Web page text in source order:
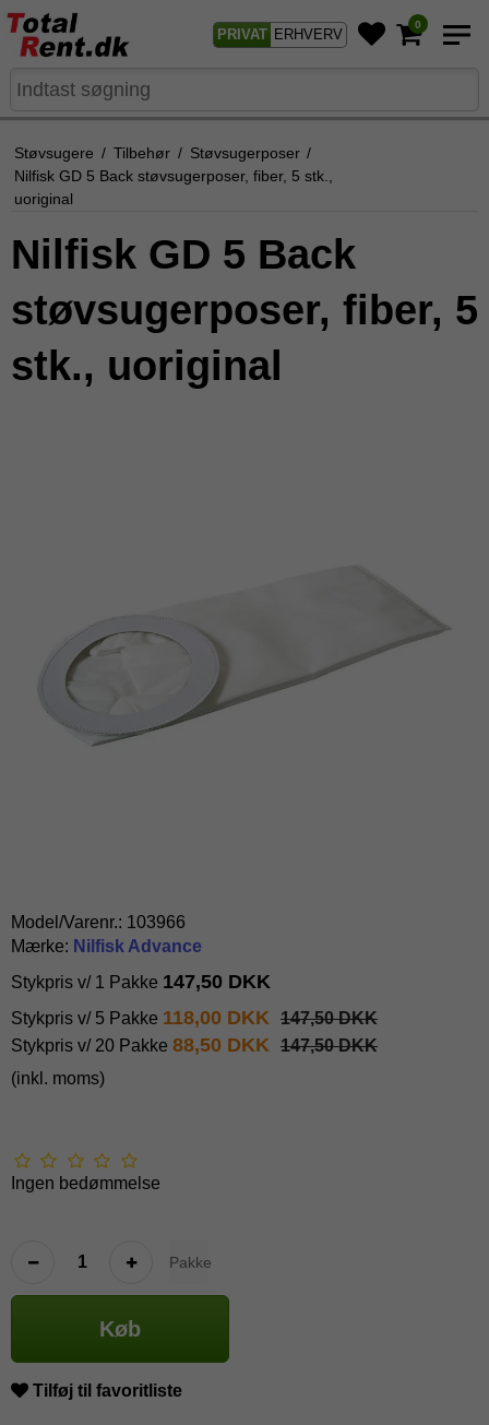
PRIVAT ERHVERV
0
Støvsugere / Tilbehør / Støvsugerposer /
Nilfisk GD 5 Back støvsugerposer, fiber, 5 stk.,
uoriginal
Nilfisk GD 5 Back
støvsugerposer, fiber, 5
stk., uoriginal
Model/Varenr.: 103966
Mærke: Nilfisk Advance
Stykpris v/ 1 Pakke 147,50 DKK
Stykpris v/ 5 Pakke 118,00 DKK 147,50 DKK
Stykpris v/ 20 Pakke 88,50 DKK 147,50 DKK
(inkl. moms)
Ingen bedømmelse
Pakke
Køb
Tilføj til favoritliste